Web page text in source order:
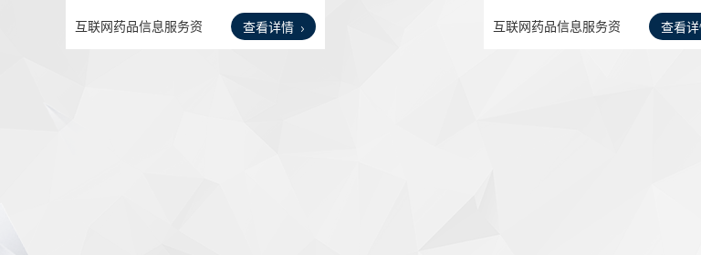
查看详情
互联网药品信息服务资
查看
互联网药品信息服务资